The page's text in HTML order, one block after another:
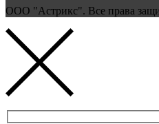
ООО "Астрикс". Все права